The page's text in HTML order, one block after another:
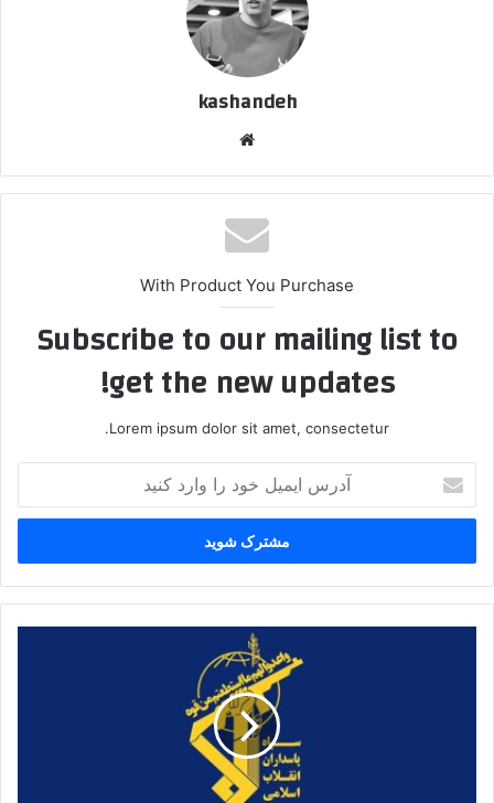
kashandeh
With Product You Purchase
Subscribe to our mailing list to
get the new updates!
Lorem ipsum dolor sit amet, consectetur.
ایمیل
خود
وارد
کنید